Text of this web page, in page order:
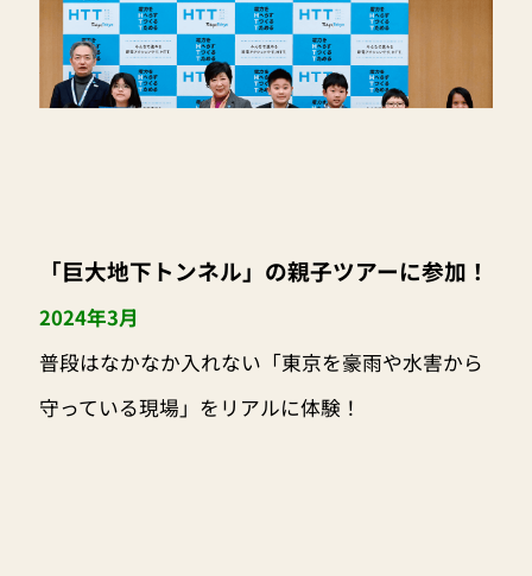
「巨大地下トンネル」の親子ツアーに参加！
2024年3月
普段はなかなか入れない「東京を豪雨や水害から
守っている現場」をリアルに体験！